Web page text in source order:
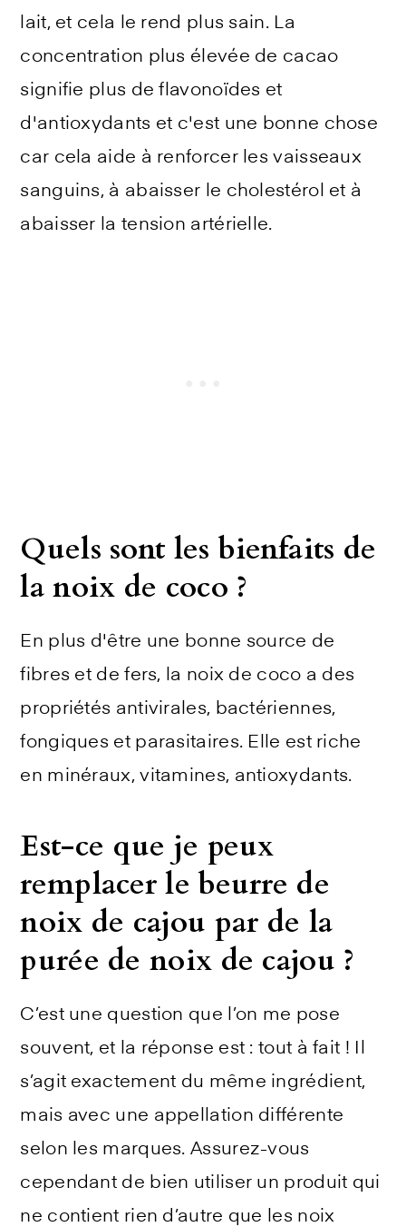
lait, et cela le rend plus sain. La
concentration plus élevée de cacao
signifie plus de flavonoïdes et
d'antioxydants et c'est une bonne chose
car cela aide à renforcer les vaisseaux
sanguins, à abaisser le cholestérol et à
abaisser la tension artérielle.
Quels sont les bienfaits de
la noix de coco ?
En plus d'être une bonne source de
fibres et de fers, la noix de coco a des
propriétés antivirales, bactériennes,
fongiques et parasitaires. Elle est riche
en minéraux, vitamines, antioxydants.
Est-ce que je peux
remplacer le beurre de
noix de cajou par de la
purée de noix de cajou ?
C’est une question que l’on me pose
souvent, et la réponse est : tout à fait ! Il
s’agit exactement du même ingrédient,
mais avec une appellation différente
selon les marques. Assurez-vous
cependant de bien utiliser un produit qui
ne contient rien d’autre que les noix